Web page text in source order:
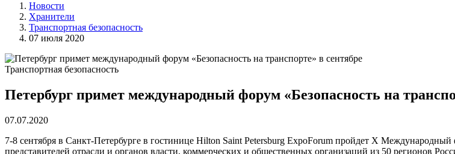
Новости
Хранители
Транспортная безопасность
07 июля 2020
Транспортная безопасность
Петербург примет международный форум «Безопасность на
07.07.2020
7-8 сентября в Санкт-Петербурге в гостинице Hilton Saint Petersburg ExpoForum пройдет Х
представителей отрасли и органов власти, коммерческих и общественных организаций из 50 регионов